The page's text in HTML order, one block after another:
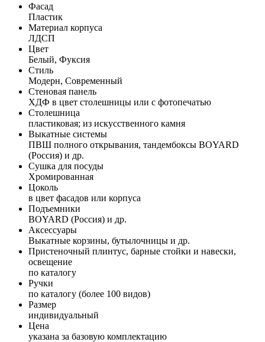
Фасад
Пластик
Материал корпуса
ЛДСП
Цвет
Белый, Фуксия
Стиль
Модерн, Современный
Стеновая панель
ХДФ в цвет столешницы или с фотопечатью
Столешница
пластиковая; из искусственного камня
Выкатные системы
ПВШ полного открывания, тандембоксы BOYARD
(Россия) и др.
Сушка для посуды
Хромированная
Цоколь
в цвет фасадов или корпуса
Подъемники
BOYARD (Россия) и др.
Аксессуары
Выкатные корзины, бутылочницы и др.
Пристеночный плинтус, барные стойки и навески,
освещение
по каталогу
Ручки
по каталогу (более 100 видов)
Размер
индивидуальный
Цена
указана за базовую комплектацию